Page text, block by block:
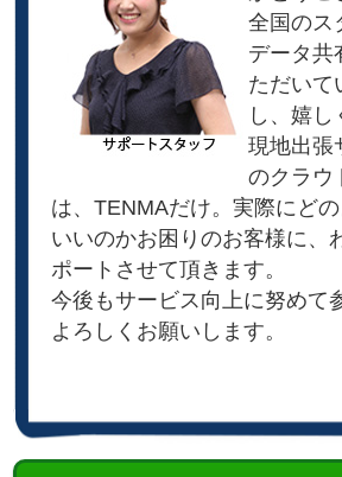
全国のス
データ共
ただいて
し、嬉し
現地出張
のクラウ
は、TENMAだけ。実際にど
いいのかお困りのお客様に、
ポートさせて頂きます。
今後もサービス向上に努めて
よろしくお願いします。